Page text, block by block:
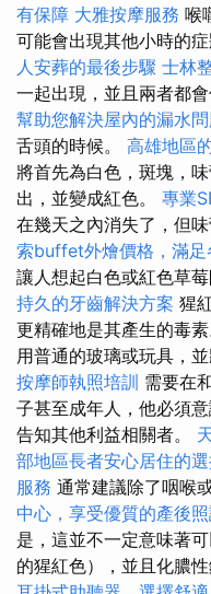
有保障 大雅按摩服務 喉
可能會出現其他小時的症
人安葬的最後步驟 士林
一起出現，並且兩者都會
幫助您解決屋內的漏水
舌頭的時候。 高雄地區
將首先為白色，斑塊，
出，並變成紅色。 專業
在幾天之內消失了，但
索buffet外燴價格，滿足
讓人想起白色或紅色草莓
持久的牙齒解決方案 猩
更精確地是其產生的毒
用普通的玻璃或玩具，
按摩師執照培訓 需要在
子甚至成年人，他必須
告知其他利益相關者。
部地區長者安心居住的
服務 通常建議除了咽喉
中心，享受優質的產後
是，這並不一定意味著
的猩紅色），並且化膿